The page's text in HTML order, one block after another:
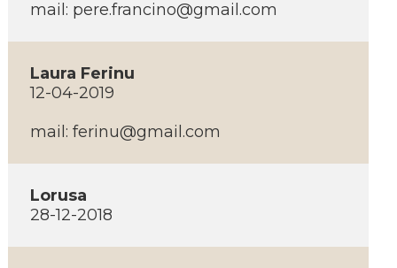
mail: pere.francino@gmail.com
Laura Ferinu
12-04-2019
mail: ferinu@gmail.com
Lorusa
28-12-2018